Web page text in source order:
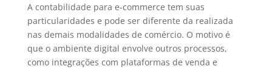
A contabilidade para e-commerce tem suas
particularidades e pode ser diferente da realizada
nas demais modalidades de comércio. O motivo é
que o ambiente digital envolve outros processos,
como integrações com plataformas de venda e